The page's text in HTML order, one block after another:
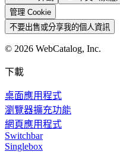
管理 Cookie
不要出售或分享我的個人資訊
© 2026 WebCatalog, Inc.
下載
桌面應用程式
瀏覽器擴充功能
網頁應用程式
Switchbar
Singlebox